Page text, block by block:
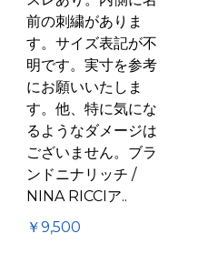
前の刺繍がありま
す。サイズ表記が不
明です。実寸を参考
にお願いいたしま
す。他、特に気にな
るようなダメージは
ございません。ブラ
ンドニナリッチ /
NINA RICCIア..
￥9,500